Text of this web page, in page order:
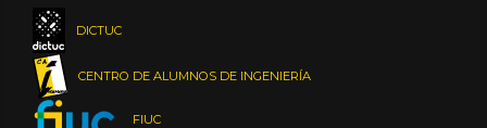
DICTUC
CENTRO DE ALUMNOS DE INGENIERÍA
FIUC